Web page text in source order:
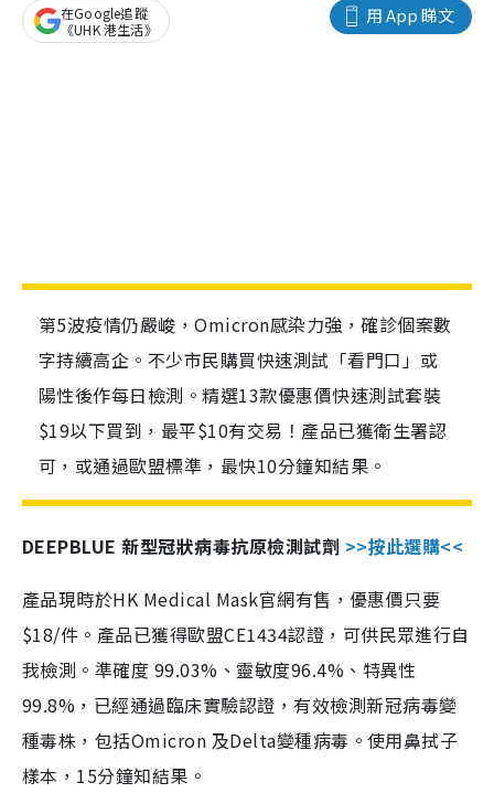
用 App 睇文
在Google追蹤
《UHK 港生活》
第5波疫情仍嚴峻，Omicron感染力強，確診個案數
字持續高企。不少市民購買快速測試「看門口」或
陽性後作每日檢測。精選13款優惠價快速測試套裝
$19以下買到，最平$10有交易！產品已獲衛生署認
可，或通過歐盟標準，最快10分鐘知結果。
DEEPBLUE 新型冠狀病毒抗原檢測試劑 >>按此選購<<
產品現時於HK Medical Mask官網有售，優惠價只要
$18/件。產品已獲得歐盟CE1434認證，可供民眾進行自
我檢測。準確度 99.03%、靈敏度96.4%、特異性
99.8%，已經通過臨床實驗認證，有效檢測新冠病毒變
種毒株，包括Omicron 及Delta變種病毒。使用鼻拭子
樣本，15分鐘知結果。